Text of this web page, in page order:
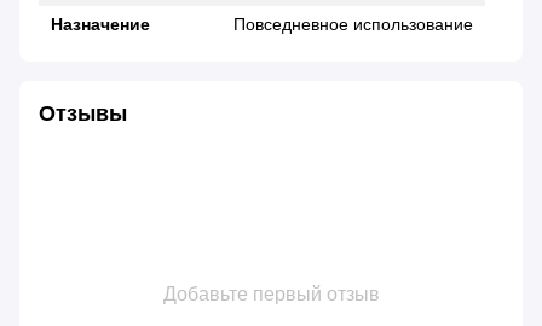
Назначение
Повседневное использование
Отзывы
Добавьте первый отзыв